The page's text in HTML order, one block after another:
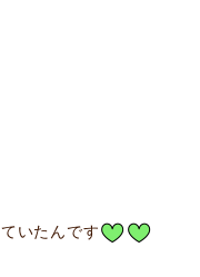
いたんです